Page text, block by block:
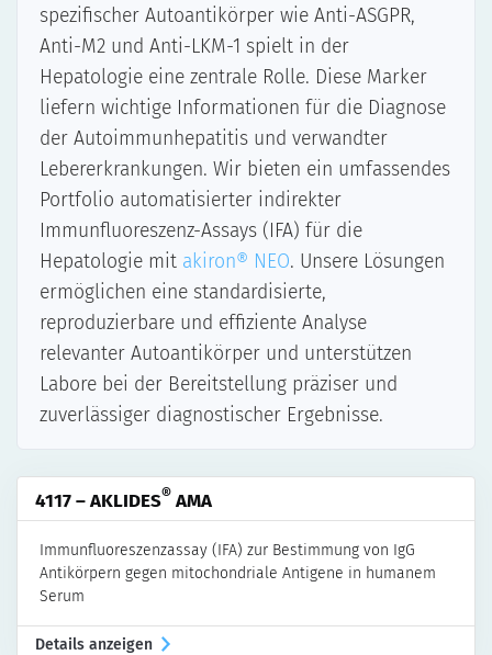
IFA
Manuelle Assays
Automatisierte Assays für akiron® NEO
Rheumatoide und Juvenile Arthritis
ELISA
Schnelltests
Systemischer Lupus Erythematodes
ELISA
IFA
Manuelle Assays
Automatisierte Assays für akiron® NEO
Vaskulitis
LINE & Dot
Manuelle Assays
Automatisierte Assays für akiron® NEO
spezifischer Autoantikörper wie Anti-ASGPR,
Anti-M2 und Anti-LKM-1 spielt in der
Hepatologie eine zentrale Rolle. Diese Marker
liefern wichtige Informationen für die Diagnose
der Autoimmunhepatitis und verwandter
Lebererkrankungen. Wir bieten ein umfassendes
Portfolio automatisierter indirekter
Immunfluoreszenz-Assays (IFA) für die
Hepatologie mit akiron® NEO. Unsere Lösungen
ermöglichen eine standardisierte,
reproduzierbare und effiziente Analyse
relevanter Autoantikörper und unterstützen
Labore bei der Bereitstellung präziser und
zuverlässiger diagnostischer Ergebnisse.
4117 – AKLIDES® AMA
Immunfluoreszenzassay (IFA) zur Bestimmung von IgG
Antikörpern gegen mitochondriale Antigene in humanem
Serum
Details anzeigen